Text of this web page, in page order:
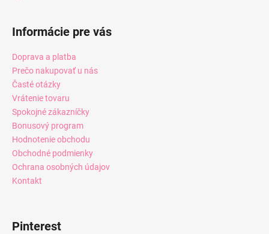
Informácie pre vás
Doprava a platba
Prečo nakupovať u nás
Časté otázky
Vrátenie tovaru
Spokojné zákazníčky
Bonusový program
Hodnotenie obchodu
Obchodné podmienky
Ochrana osobných údajov
Kontakt
Pinterest